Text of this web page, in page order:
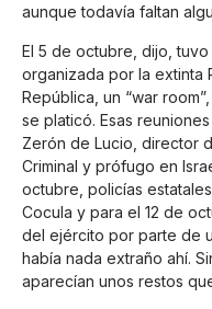
aunque todavía faltan
El 5 de octubre, dijo,
organizada por la extinta
República, un “war
se platicó. Esas
Zerón de Lucio, director
Criminal y prófugo en
octubre, policías
Cocula y para el 12 de
del ejército por parte de
había nada extraño ahí.
aparecían unos restos